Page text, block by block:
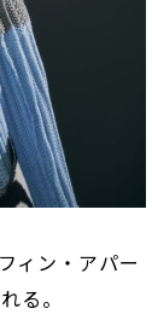
ィン・アパー
る。